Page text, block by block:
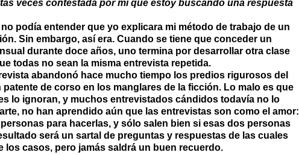
veces contestada por mí que estoy buscando una respuesta
podía entender que yo explicara mi método de trabajo de un
Sin embargo, así era. Cuando se tiene que conceder un
durante doce años, uno termina por desarrollar otra clase
todas no sean la misma entrevista repetida.
abandonó hace mucho tiempo los predios rigurosos del
de corso en los manglares de la ficción. Lo malo es que
lo ignoran, y muchos entrevistados cándidos todavía no lo
no han aprendido aún que las entrevistas son como el amor:
para hacerlas, y sólo salen bien si esas dos personas
será un sartal de preguntas y respuestas de las cuales
los casos, pero jamás saldrá un buen recuerdo.